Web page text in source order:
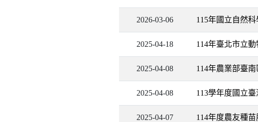
2026-03-06 115年國立自然
2025-04-18 114年臺北市立
2025-04-08 114年農業部臺
2025-04-08 113學年度國立
2025-04-07 114年度農友種